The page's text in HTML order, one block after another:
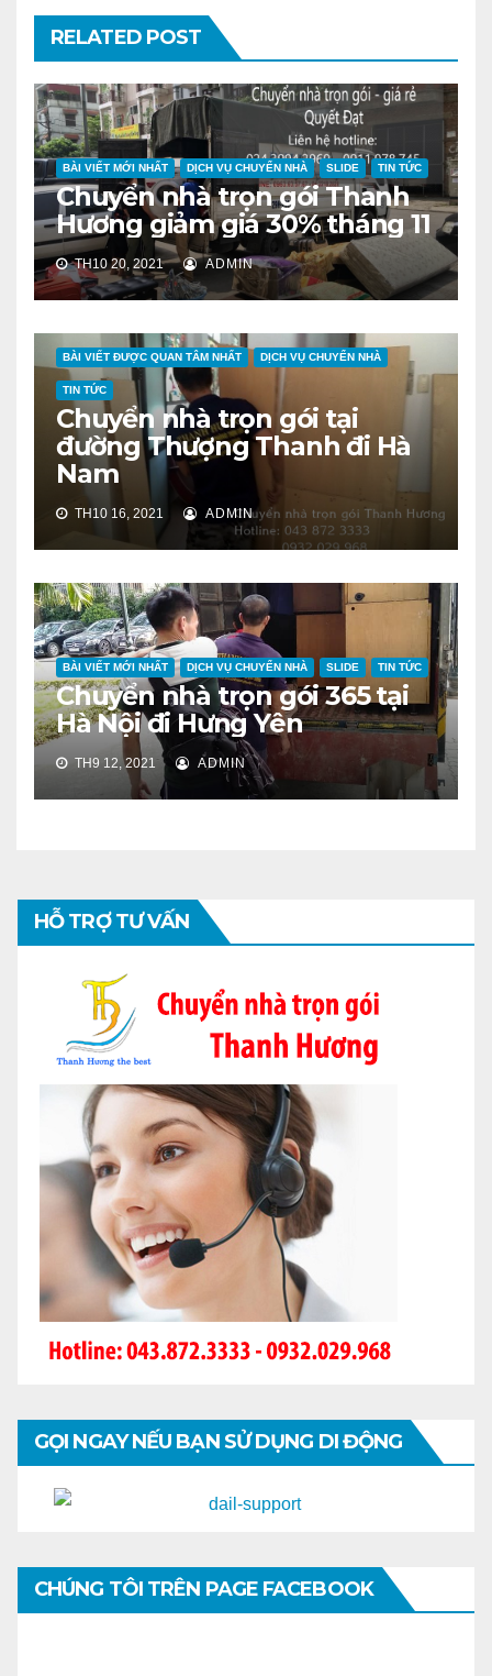
RELATED POST
BÀI VIẾT MỚI NHẤT DỊCH VỤ CHUYỂN NHÀ SLIDE TIN TỨC
Chuyển nhà trọn gói Thanh
Hương giảm giá 30% tháng 11
TH10 20, 2021 ADMIN
BÀI VIẾT ĐƯỢC QUAN TÂM NHẤT DỊCH VỤ CHUYỂN NHÀ
TIN TỨC
Chuyển nhà trọn gói tại
đường Thượng Thanh đi Hà
Nam
TH10 16, 2021 ADMIN
BÀI VIẾT MỚI NHẤT DỊCH VỤ CHUYỂN NHÀ SLIDE TIN TỨC
Chuyển nhà trọn gói 365 tại
Hà Nội đi Hưng Yên
TH9 12, 2021 ADMIN
HỖ TRỢ TƯ VẤN
GỌI NGAY NẾU BẠN SỬ DỤNG DI ĐỘNG
CHÚNG TÔI TRÊN PAGE FACEBOOK